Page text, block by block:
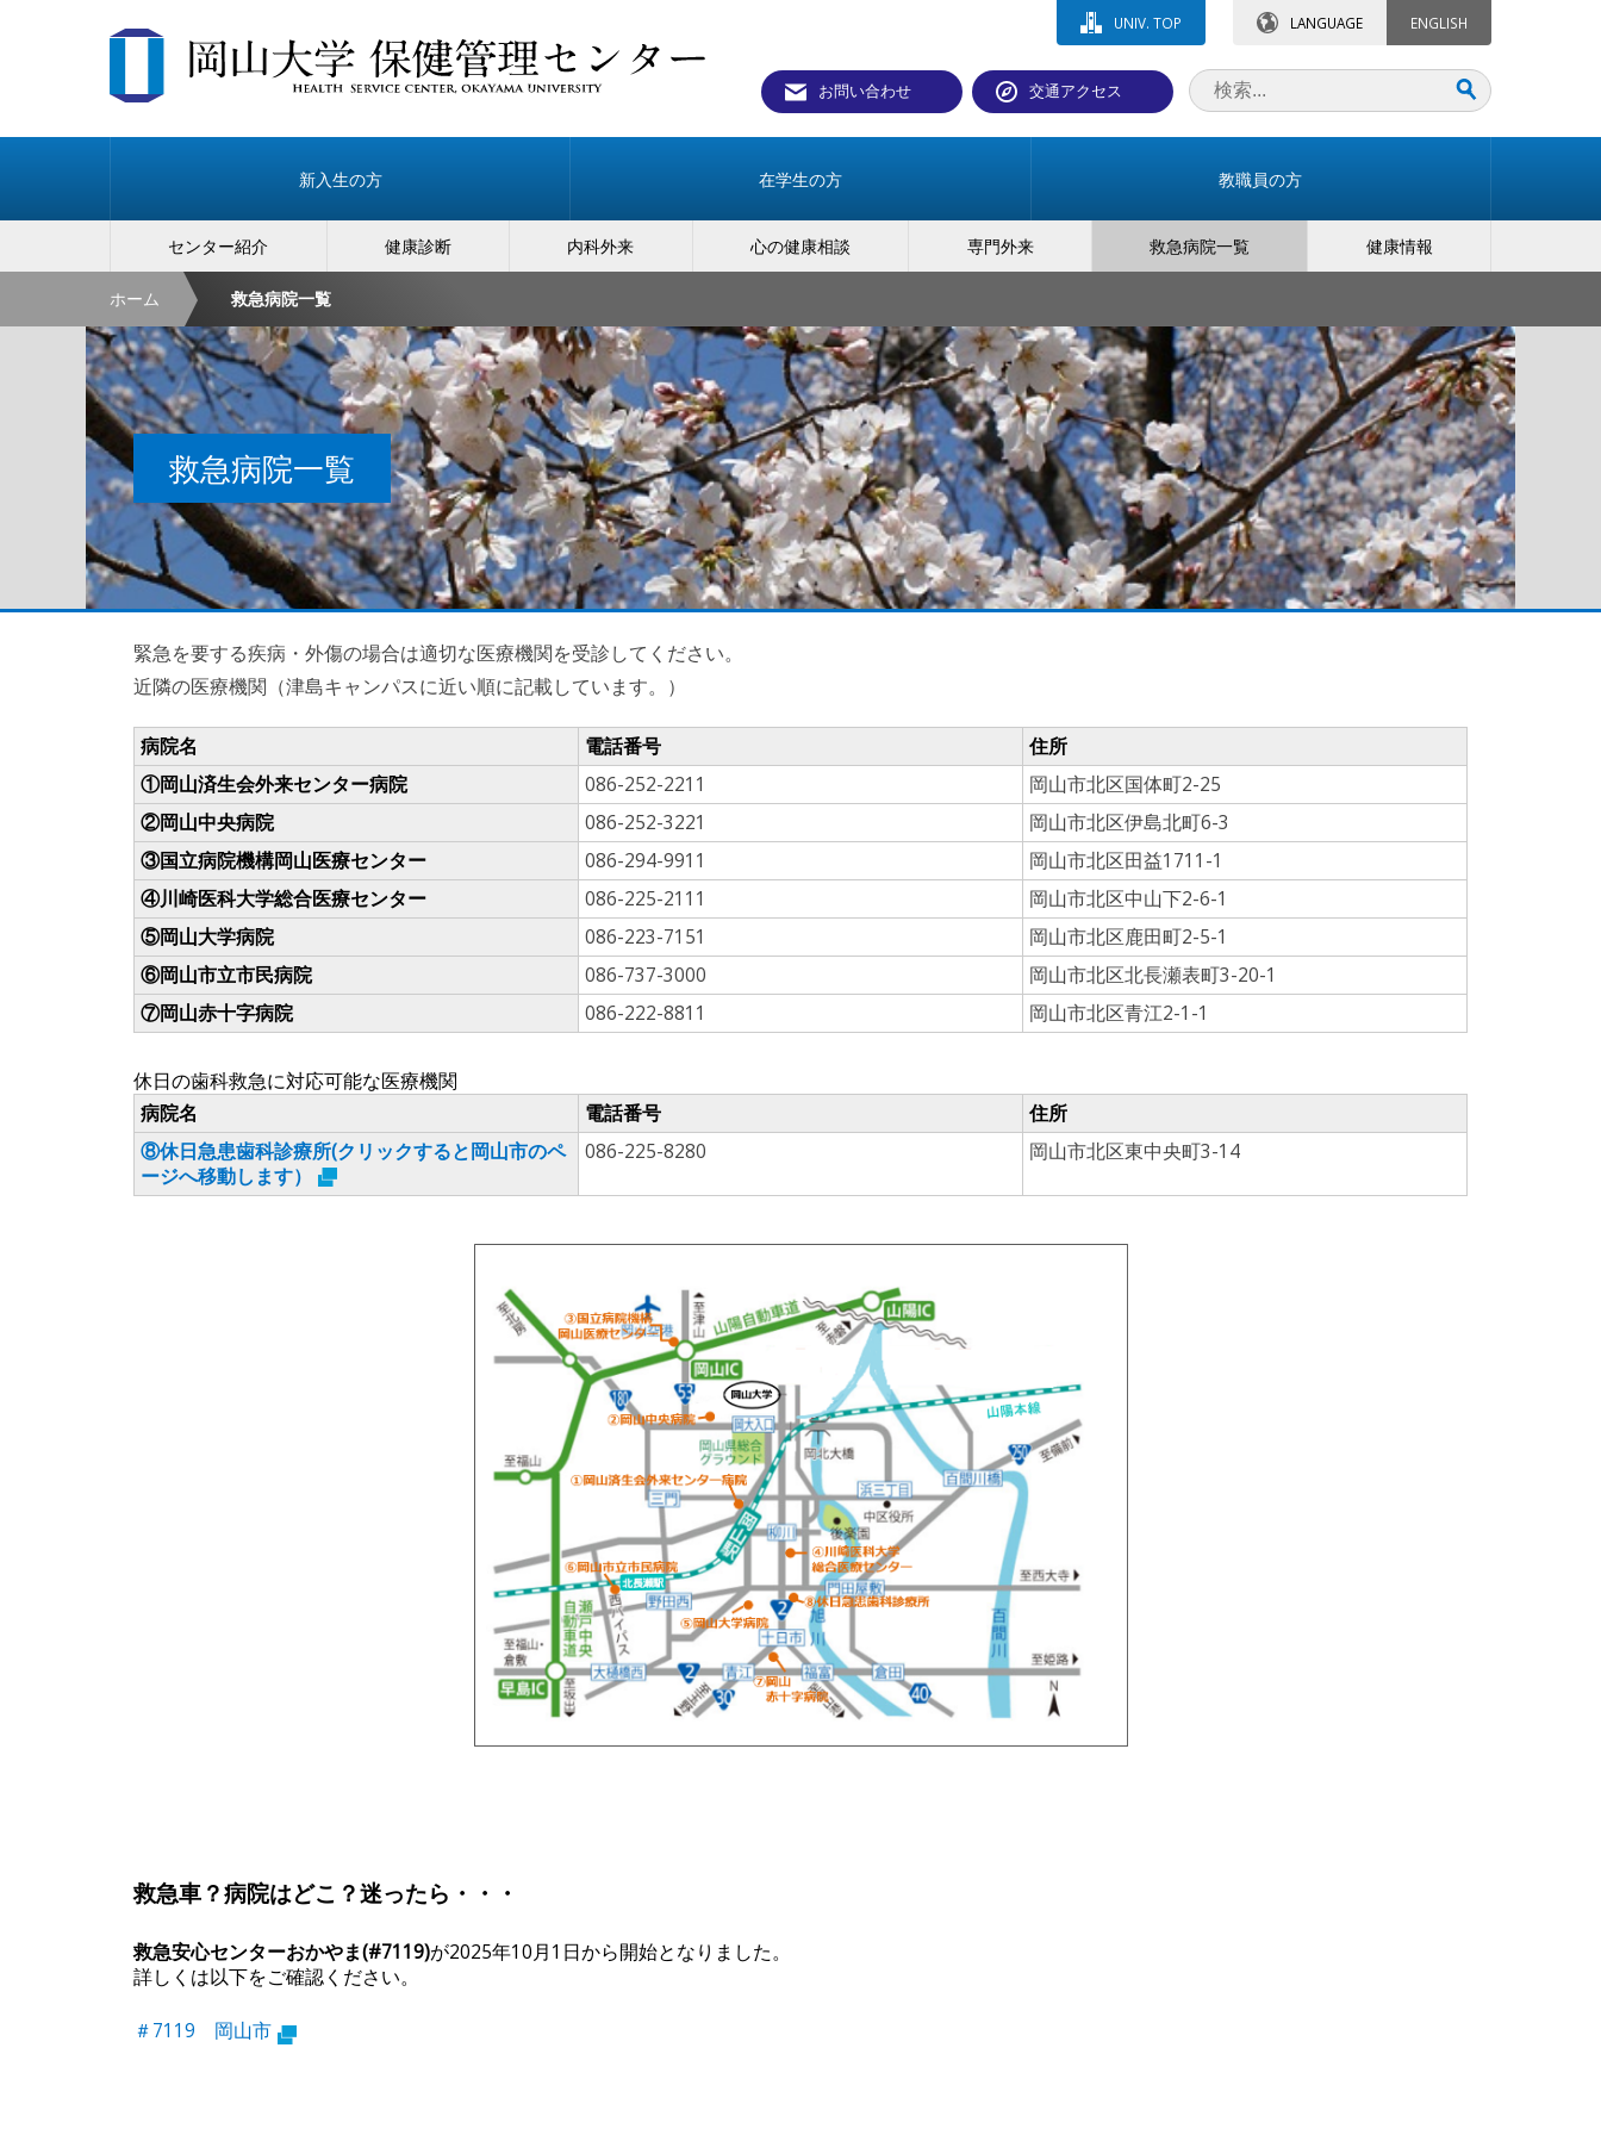
UNIV. TOP LANGUAGE ENGLISH
お問い合わせ 交通アクセス
新入生の方 在学生の方 教職員の方
センター紹介 健康診断 内科外来 心の健康相談 専門外来 救急病院一覧 健康情報
ホーム 救急病院一覧
救急病院一覧
緊急を要する疾病・外傷の場合は適切な医療機関を受診してください。
近隣の医療機関（津島キャンパスに近い順に記載しています。）
病院名 電話番号
住所
①岡山済生会外来センター病院
086-252-2211
岡山市北区国体町2-25
②岡山中央病院
086-252-3221
岡山市北区伊島北町6-3
③国立病院機構岡山医療センター
086-294-9911
岡山市北区田益1711-1
④川崎医科大学総合医療センター
086-225-2111
岡山市北区中山下2-6-1
⑤岡山大学病院
086-223-7151
岡山市北区鹿田町2-5-1
⑥岡山市立市民病院
086-737-3000
岡山市北区北長瀬表町3-20-1
⑦岡山赤十字病院
086-222-8811 岡山市北区青江2-1-1
休日の歯科救急に対応可能な医療機関
病院名
電話番号
住所
⑧休日急患歯科診療所(クリックすると岡山市のペ
ージへ移動します）
086-225-8280 岡山市北区東中央町3-14
救急車？病院はどこ？迷ったら・・・
救急安心センターおかやま(#7119)が2025年10月1日から開始となりました。
詳しくは以下をご確認ください。
＃7119 岡山市